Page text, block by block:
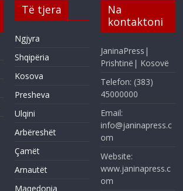
Të tjera
Ngjyra
Shqipëria
Kosova
Presheva
Ulqini
Arbëreshët
Çamët
Arnautët
Maqedonia
Na
kontaktoni
JaninaPress|
Prishtinë| Kosovë
Telefon: (383)
45000000
Email:
info@janinapress.c
om
Website:
www.janinapress.c
om